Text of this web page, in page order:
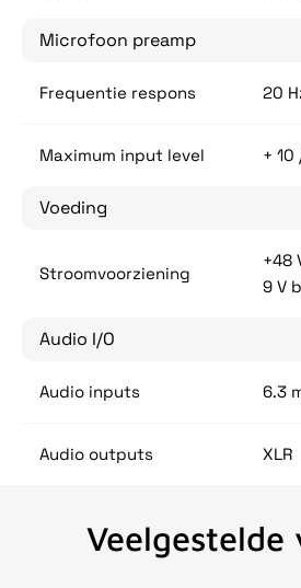
Microfoon preamp
Frequentie respons 20
Maximum input level +
Voeding
Stroomvoorziening
+48
9 V
Audio I/O
Audio inputs 6.3
Audio outputs XLR
Veelgestelde